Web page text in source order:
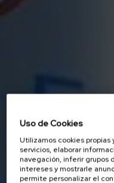
Uso de Cookies
Utilizamos cookies
servicios, elaborar
navegación, inferir grupos
intereses y mostrarle
permite personalizar el